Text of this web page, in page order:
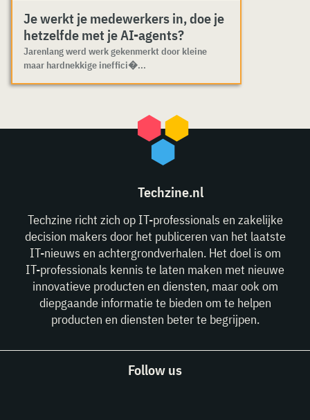
Je werkt je medewerkers in, doe je
hetzelfde met je AI-agents?
Jarenlang werd werk gekenmerkt door kleine
maar hardnekkige ineffici�...
Techzine.nl
Techzine richt zich op IT-professionals en zakelijke
decision makers door het publiceren van het laatste
IT-nieuws en achtergrondverhalen. Het doel is om
IT-professionals kennis te laten maken met nieuwe
innovatieve producten en diensten, maar ook om
diepgaande informatie te bieden om te helpen
producten en diensten beter te begrijpen.
Follow us